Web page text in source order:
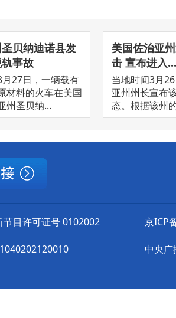
贝纳迪诺县发
事故
27日，一辆载有
材料的火车在美国
州圣贝纳...
美国佐治亚
击 宣布进入...
当地时间3月
亚州州长宣布
态。根据该州
节目许可证号 0102002 京ICP
中央广